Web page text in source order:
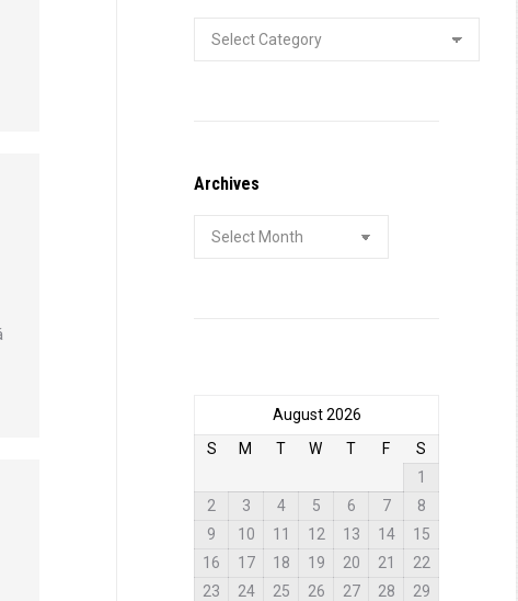
Categories
Archives
Archives
August 2026
S
M T W T F
S
1
2
3 4 5 6 7
8
9
10 11 12 13 14
15
16
17 18 19 20 21
22
23
24 25 26 27 28
29